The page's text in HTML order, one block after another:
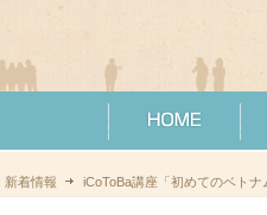
新着情報 iCoToBa講座「初めてのベトナ